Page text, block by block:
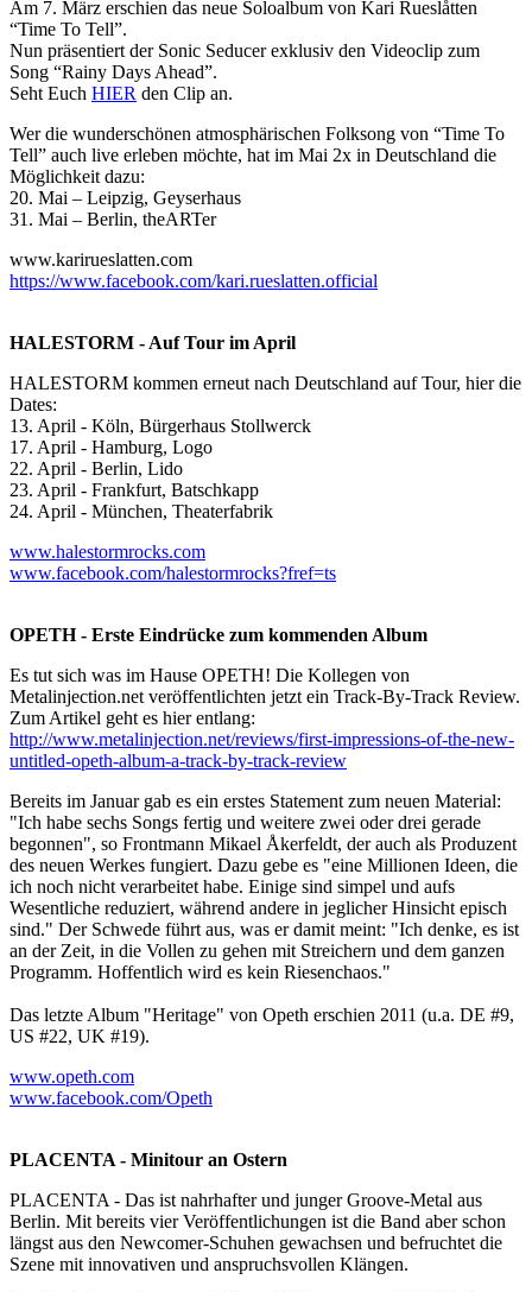
Am 7. März erschien das neue Soloalbum von Kari Rueslåtten
“Time To Tell”.
Nun präsentiert der Sonic Seducer exklusiv den Videoclip zum
Song “Rainy Days Ahead”.
Seht Euch HIER den Clip an.
Wer die wunderschönen atmosphärischen Folksong von “Time To
Tell” auch live erleben möchte, hat im Mai 2x in Deutschland die
Möglichkeit dazu:
20. Mai – Leipzig, Geyserhaus
31. Mai – Berlin, theARTer
www.karirueslatten.com
https://www.facebook.com/kari.rueslatten.official
HALESTORM - Auf Tour im April
HALESTORM kommen erneut nach Deutschland auf Tour, hier die
Dates:
13. April - Köln, Bürgerhaus Stollwerck
17. April - Hamburg, Logo
22. April - Berlin, Lido
23. April - Frankfurt, Batschkapp
24. April - München, Theaterfabrik
www.halestormrocks.com
www.facebook.com/halestormrocks?fref=ts
OPETH - Erste Eindrücke zum kommenden Album
Es tut sich was im Hause OPETH! Die Kollegen von
Metalinjection.net veröffentlichten jetzt ein Track-By-Track Review.
Zum Artikel geht es hier entlang:
http://www.metalinjection.net/reviews/first-impressions-of-the-new-
untitled-opeth-album-a-track-by-track-review
Bereits im Januar gab es ein erstes Statement zum neuen Material:
"Ich habe sechs Songs fertig und weitere zwei oder drei gerade
begonnen", so Frontmann Mikael Åkerfeldt, der auch als Produzent
des neuen Werkes fungiert. Dazu gebe es "eine Millionen Ideen, die
ich noch nicht verarbeitet habe. Einige sind simpel und aufs
Wesentliche reduziert, während andere in jeglicher Hinsicht episch
sind." Der Schwede führt aus, was er damit meint: "Ich denke, es ist
an der Zeit, in die Vollen zu gehen mit Streichern und dem ganzen
Programm. Hoffentlich wird es kein Riesenchaos."
Das letzte Album "Heritage" von Opeth erschien 2011 (u.a. DE #9,
US #22, UK #19).
www.opeth.com
www.facebook.com/Opeth
PLACENTA - Minitour an Ostern
PLACENTA - Das ist nahrhafter und junger Groove-Metal aus
Berlin. Mit bereits vier Veröffentlichungen ist die Band aber schon
längst aus den Newcomer-Schuhen gewachsen und befruchtet die
Szene mit innovativen und anspruchsvollen Klängen.